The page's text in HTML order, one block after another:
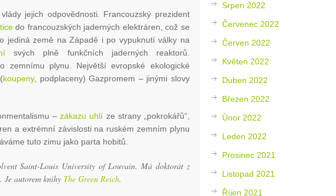
jejich odpovědnosti. Francouzský prezident
do francouzských jaderných elektráren, což se
jediná země na Západě i po vypuknutí války na
svých plně funkčních jaderných reaktorů.
zemnímu plynu. Největší evropské ekologické
koupeny, podplaceny) Gazpromem – jinými slovy
–zákazu uhlí ze strany „pokrokářů“,
a extrémní závislosti na ruském zemním plynu
tuto zimu jako parta hobitů.
Saint-Louis University of Louvain. Má doktorát z
Je autorem knihy The Green Reich.
Srpen 2022
Červenec 2022
Červen 2022
Květen 2022
Duben 2022
Březen 2022
Únor 2022
Leden 2022
Prosinec 2021
Listopad 2021
Říjen 2021